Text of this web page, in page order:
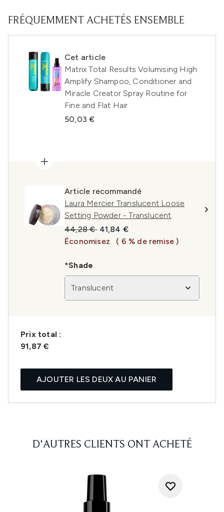
FRÉQUEMMENT ACHETÉS ENSEMBLE
Cet article
Matrix Total Results Volumising High
Amplify Shampoo, Conditioner and
Miracle Creator Spray Routine for
Fine and Flat Hair
50,03 €
Article recommandé
Laura Mercier Translucent Loose
Setting Powder - Translucent
Prix de vente :
44,28 € Prix ​​actuel :
41,84 €
Économisez
( 6 % de remise )
*Shade
Translucent
Prix ​​total :
91,87 €
AJOUTER LES DEUX AU PANIER
D'AUTRES CLIENTS ONT ACHETÉ